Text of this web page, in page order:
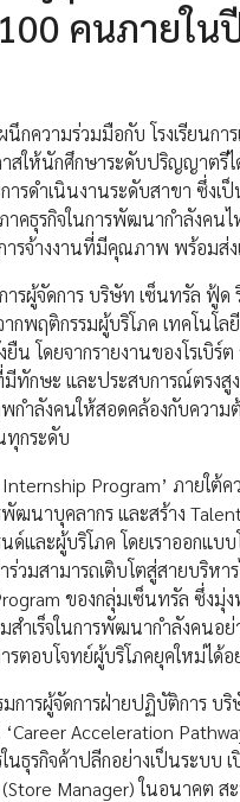
คนภายใน
นึกความร่วมมือกับ โรงเรียนก
สให้นักศึกษาระดับปริญญาตรี
การดำเนินงานระดับสาขา ซึ่ง
าคธุรกิจในการพัฒนากำลังค
รจ้างงานที่มีคุณภาพ พร้อมส่
ารผู้จัดการ บริษัท เซ็นทรัล ฟู้ด
ากพฤติกรรมผู้บริโภค เทคโน
ยืน โดยจากรายงานของโรเ
กษะ และประสบการณ์ตรงสู
กำลังคนให้สอดคล้องกับความ
ทุกระดับ
Internship Program’ ภายใ
ฒนาบุคลากร และสร้าง
และผู้บริโภค โดยเราออกแบ
ร่วมสามารถเติบโตสู่สายบริห
ของกลุ่มเซ็นทรัล ซึ่
ำเร็จในการพัฒนากำลังคนอ
รตอบโจทย์ผู้บริโภคยุคใหม่ได้อ
การผู้จัดการฝ่ายปฏิบัติการ บ
Acceleration
ธุรกิจค้าปลีกอย่างเป็นระบบ
Manager) ในอนาคต ส